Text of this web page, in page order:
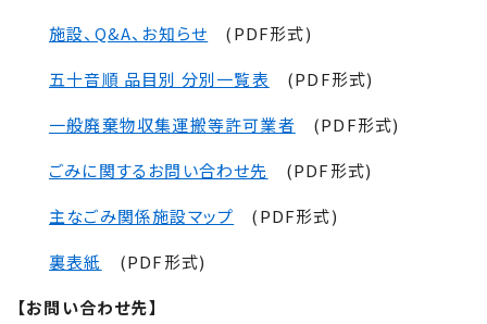
施設、Q&A、お知らせ (PDF形式)
五十音順 品目別 分別一覧表 (PDF形式)
一般廃棄物収集運搬等許可業者 (PDF形式)
ごみに関するお問い合わせ先 (PDF形式)
主なごみ関係施設マップ (PDF形式)
裏表紙
(PDF形式)
【お問い合わせ先】